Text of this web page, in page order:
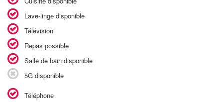
Lave-linge disponible
Télévision
Repas possible
Salle de bain disponible
5G disponible
Téléphone